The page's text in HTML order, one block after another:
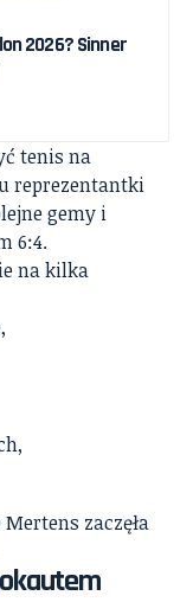
2026? Sinner
tenis na
reprezentantki
gemy i
6:4.
na kilka
zaczęła